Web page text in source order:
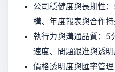
公司穩健度與長期性
構、年度報表與合作持
執行力與溝通品質：5
速度、問題跟進與透明
價格透明度與匯率管